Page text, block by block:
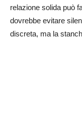
relazione solida può
dovrebbe evitare
discreta, ma la